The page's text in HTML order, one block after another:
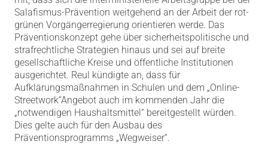
Salafismus-Prävention weitgehend an der Arbeit der rot-
grünen Vorgängerregierung orientieren werde. Das
Präventionskonzept gehe über sicherheitspolitische und
strafrechtliche Strategien hinaus und sei auf breite
gesellschaftliche Kreise und öffentliche Institutionen
ausgerichtet. Reul kündigte an, dass für
Aufklärungsmaßnahmen in Schulen und dem „Online-
Streetwork“Angebot auch im kommenden Jahr die
„notwendigen Haushaltsmittel“ bereitgestellt würden.
Dies gelte auch für den Ausbau des
Präventionsprogramms „Wegweiser“.